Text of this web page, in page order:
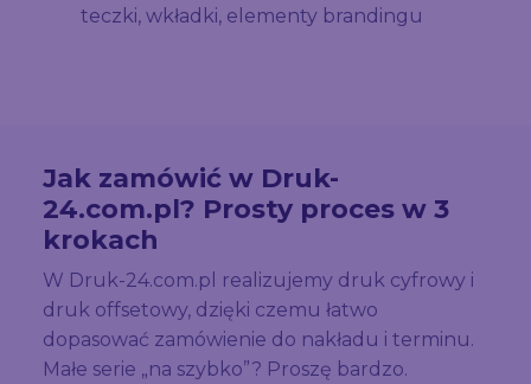
teczki, wkładki, elementy brandingu
Jak zamówić w Druk-
24.com.pl? Prosty proces w 3
krokach
W Druk-24.com.pl realizujemy druk cyfrowy i
druk offsetowy, dzięki czemu łatwo
dopasować zamówienie do nakładu i terminu.
Małe serie „na szybko”? Proszę bardzo.